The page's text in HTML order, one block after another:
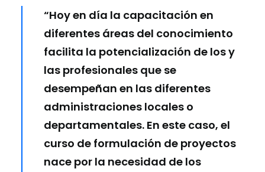
“Hoy en día la capacitación en
diferentes áreas del conocimiento
facilita la potencialización de los y
las profesionales que se
desempeñan en las diferentes
administraciones locales o
departamentales. En este caso, el
curso de formulación de proyectos
nace por la necesidad de los